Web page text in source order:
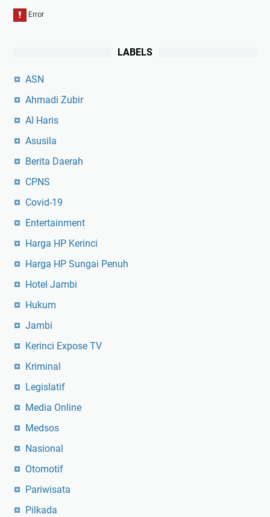
LABELS
ASN
Ahmadi Zubir
Al Haris
Asusila
Berita Daerah
CPNS
Covid-19
Entertainment
Harga HP Kerinci
Harga HP Sungai Penuh
Hotel Jambi
Hukum
Jambi
Kerinci Expose TV
Kriminal
Legislatif
Media Online
Medsos
Nasional
Otomotif
Pariwisata
Pilkada